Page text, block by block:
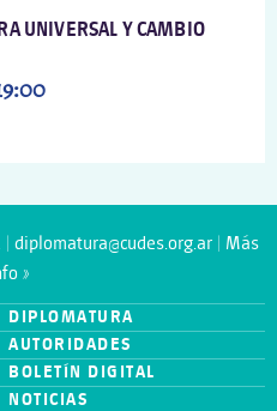
UNIVERSAL Y CAMBIO
diplomatura@cudes.org.ar
Más
»
DIPLOMATURA
AUTORIDADES
BOLETÍN DIGITAL
NOTICIAS